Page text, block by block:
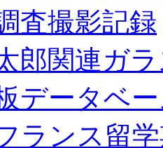
査撮影記録
郎関連ガ
データベ
ランス留